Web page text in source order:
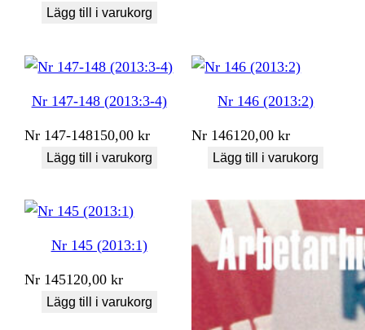
Lägg till i varukorg
Nr 147-148 (2013:3-4)
Nr 147-148150,00kr
Lägg till i varukorg
Nr 146 (2013:2)
Nr 146120,00kr
Lägg till i varukorg
Nr 145 (2013:1)
Nr 145120,00kr
Lägg till i varukorg